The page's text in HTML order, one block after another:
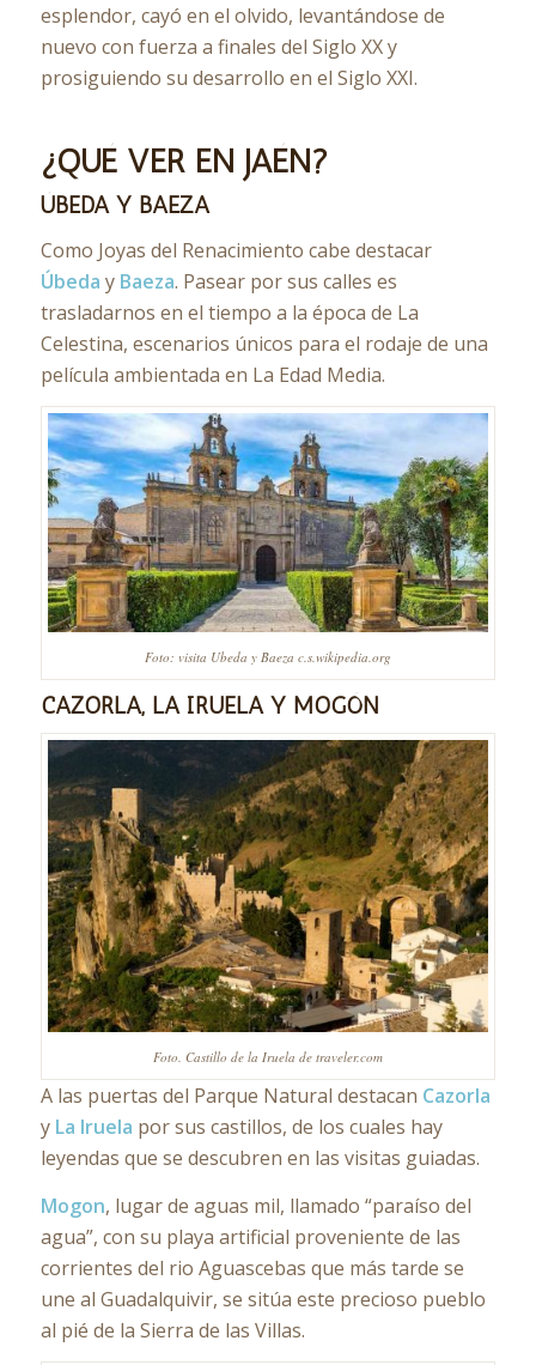
esplendor, cayó en el olvido, levantándose de
nuevo con fuerza a finales del Siglo XX y
prosiguiendo su desarrollo en el Siglo XXI.
¿QUÉ VER EN JAÉN?
ÚBEDA Y BAEZA
Como Joyas del Renacimiento cabe destacar
Úbeda y Baeza. Pasear por sus calles es
trasladarnos en el tiempo a la época de La
Celestina, escenarios únicos para el rodaje de una
película ambientada en La Edad Media.
Foto: visita Ubeda y Baeza c.s.wikipedia.org
CAZORLA, LA IRUELA Y MOGÓN
Foto. Castillo de la Iruela de traveler.com
A las puertas del Parque Natural destacan Cazorla
y La Iruela por sus castillos, de los cuales hay
leyendas que se descubren en las visitas guiadas.
Mogon, lugar de aguas mil, llamado “paraíso del
agua”, con su playa artificial proveniente de las
corrientes del rio Aguascebas que más tarde se
une al Guadalquivir, se sitúa este precioso pueblo
al pié de la Sierra de las Villas.